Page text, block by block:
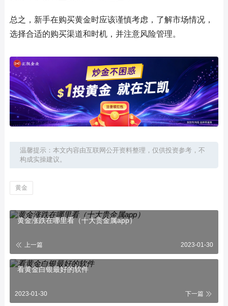
总之，新手在购买黄金时应该谨慎考虑，了解市场情况，
选择合适的购买渠道和时机，并注意风险管理。
温馨提示：本文内容由互联网公开资料整理，仅供投资参考，不
构成实操建议。
黄金
黄金涨跌在哪里看（十大贵金属app）
上一篇 2023-01-30
看黄金白银最好的软件
2023-01-30 下一篇